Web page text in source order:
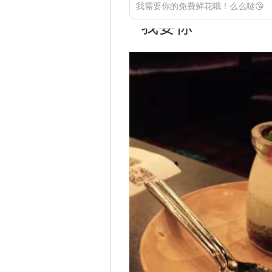
我需要你的免费鲜花哦！么么哒😘